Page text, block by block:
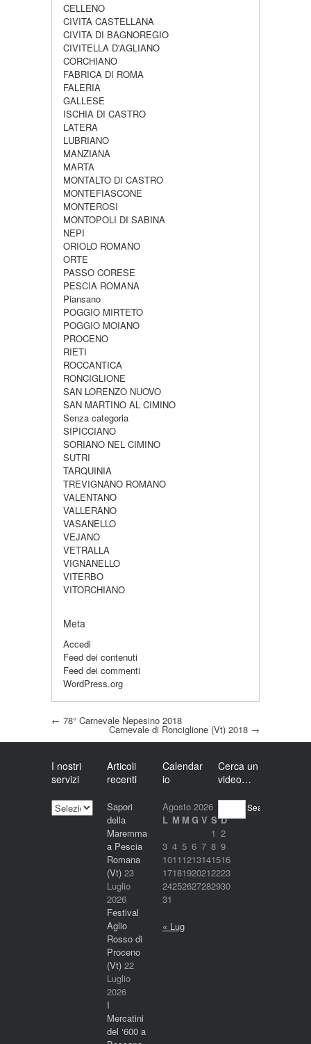
CELLENO
CIVITA CASTELLANA
CIVITA DI BAGNOREGIO
CIVITELLA D'AGLIANO
CORCHIANO
FABRICA DI ROMA
FALERIA
GALLESE
ISCHIA DI CASTRO
LATERA
LUBRIANO
MANZIANA
MARTA
MONTALTO DI CASTRO
MONTEFIASCONE
MONTEROSI
MONTOPOLI DI SABINA
NEPI
ORIOLO ROMANO
ORTE
PASSO CORESE
PESCIA ROMANA
Piansano
POGGIO MIRTETO
POGGIO MOIANO
PROCENO
RIETI
ROCCANTICA
RONCIGLIONE
SAN LORENZO NUOVO
SAN MARTINO AL CIMINO
Senza categoria
SIPICCIANO
SORIANO NEL CIMINO
SUTRI
TARQUINIA
TREVIGNANO ROMANO
VALENTANO
VALLERANO
VASANELLO
VEJANO
VETRALLA
VIGNANELLO
VITERBO
VITORCHIANO
Meta
Accedi
Feed dei contenuti
Feed dei commenti
WordPress.org
Post navigation
← 78° Carnevale Nepesino 2018
Carnevale di Ronciglione (Vt) 2018 →
I nostri
servizi
nostri
Articoli
recenti
Sapori
della
Maremma
a Pescia
Romana
(Vt) 23
Luglio
2026
Festival
Aglio
Rosso di
Proceno
(Vt) 22
Luglio
2026
I
Mercatini
del ‘600 a
Calendar
io
Agosto 2026
L M M G V S D
1 2
3 4 5 6 7 8 9
10111213141516
17181920212223
24252627282930
31
« Lug
Cerca un
video…